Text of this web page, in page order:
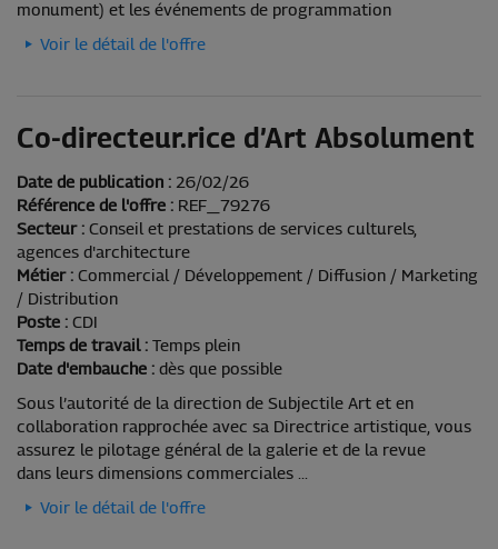
monument) et les événements de programmation
Voir le détail de l'offre
Co-directeur.rice d’Art Absolument
Date de publication : 26/02/26
Référence de l'offre : REF_79276
Secteur : Conseil et prestations de services culturels,
agences d'architecture
Métier : Commercial / Développement / Diffusion / Marketing
/ Distribution
Poste : CDI
Temps de travail : Temps plein
Date d'embauche : dès que possible
Sous l’autorité de la direction de Subjectile Art et en
collaboration rapprochée avec sa Directrice artistique, vous
assurez le pilotage général de la galerie et de la revue
dans leurs dimensions commerciales ...
Voir le détail de l'offre